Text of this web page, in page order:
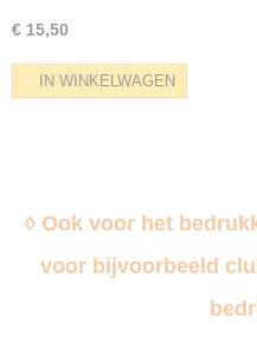
€ 15,50
IN WINKELWAGEN
◊ Ook voor het
voor bijvoorbeeld